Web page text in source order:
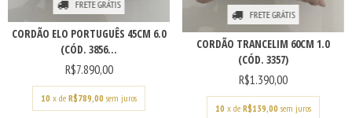
FRETE GRÁTIS
CORDÃO ELO PORTUGUÊS 45CM 6.0
(CÓD. 3856...
R$7.890,00
10 x deR$789,00 sem juros
FRETE GRÁTIS
CORDÃO TRANCELIM 60CM 1.0
(CÓD. 3357)
R$1.390,00
10 x de R$139,00 sem juros